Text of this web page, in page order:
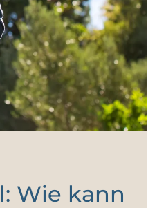
Wie kann